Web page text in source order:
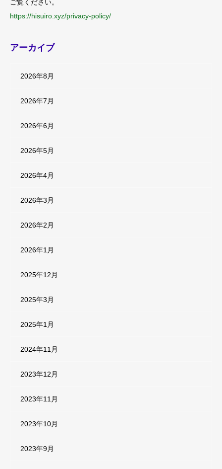
ご覧ください。
https://hisuiro.xyz/privacy-policy/
アーカイブ
2026年8月
2026年7月
2026年6月
2026年5月
2026年4月
2026年3月
2026年2月
2026年1月
2025年12月
2025年3月
2025年1月
2024年11月
2023年12月
2023年11月
2023年10月
2023年9月